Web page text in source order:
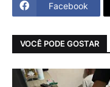
Facebook
VOCÊ PODE GOSTAR